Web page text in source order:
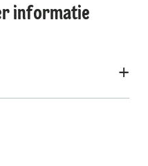
informatie